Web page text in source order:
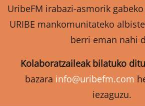
UribeFM irabazi-asmorik
URIBE mankomunitateko
berri eman nahi
Kolaboratzaileak bilatuko
bazara info@uribefm.com
iezaguzu.